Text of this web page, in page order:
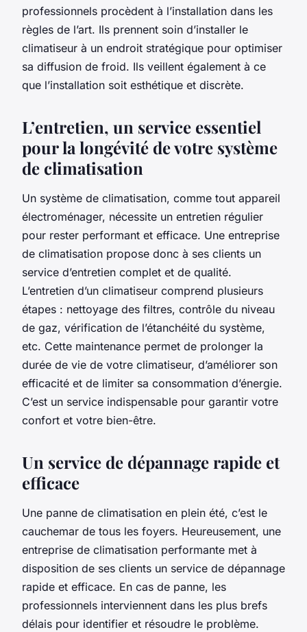
professionnels procèdent à l’installation dans les
règles de l’art. Ils prennent soin d’installer le
climatiseur à un endroit stratégique pour optimiser
sa diffusion de froid. Ils veillent également à ce
que l’installation soit esthétique et discrète.
L’entretien, un service essentiel
pour la longévité de votre système
de climatisation
Un système de climatisation, comme tout appareil
électroménager, nécessite un entretien régulier
pour rester performant et efficace. Une entreprise
de climatisation propose donc à ses clients un
service d’entretien complet et de qualité.
L’entretien d’un climatiseur comprend plusieurs
étapes : nettoyage des filtres, contrôle du niveau
de gaz, vérification de l’étanchéité du système,
etc. Cette maintenance permet de prolonger la
durée de vie de votre climatiseur, d’améliorer son
efficacité et de limiter sa consommation d’énergie.
C’est un service indispensable pour garantir votre
confort et votre bien-être.
Un service de dépannage rapide et
efficace
Une panne de climatisation en plein été, c’est le
cauchemar de tous les foyers. Heureusement, une
entreprise de climatisation performante met à
disposition de ses clients un service de dépannage
rapide et efficace. En cas de panne, les
professionnels interviennent dans les plus brefs
délais pour identifier et résoudre le problème.